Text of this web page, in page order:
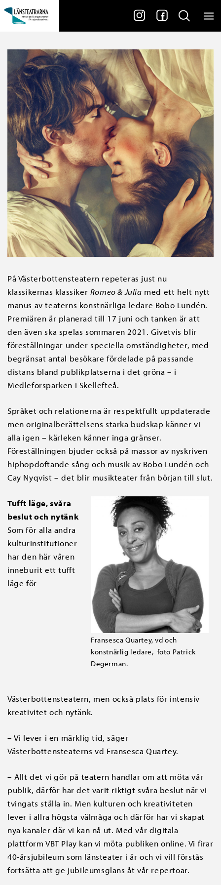
På Västerbottensteatern repeteras just nu
klassikernas klassiker Romeo & Julia med ett helt nytt
manus av teaterns konstnärliga ledare Bobo Lundén.
Premiären är planerad till 17 juni och tanken är att
den även ska spelas sommaren 2021. Givetvis blir
föreställningar under speciella omständigheter, med
begränsat antal besökare fördelade på passande
distans bland publikplatserna i det gröna – i
Medleforsparken i Skellefteå.
Språket och relationerna är respektfullt uppdaterade
men originalberättelsens starka budskap känner vi
alla igen – kärleken känner inga gränser.
Föreställningen bjuder också på massor av nyskriven
hiphopdoftande sång och musik av Bobo Lundén och
Cay Nyqvist – det blir musikteater från början till slut.
Fransesca Quartey, vd och
konstnärlig ledare, foto Patrick
Degerman.
Tufft läge, svåra
beslut och nytänk
Som för alla andra
kulturinstitutioner
har den här våren
inneburit ett tufft
läge för
Västerbottensteatern, men också plats för intensiv
kreativitet och nytänk.
– Vi lever i en märklig tid, säger
Västerbottensteaterns vd Fransesca Quartey.
– Allt det vi gör på teatern handlar om att möta vår
publik, därför har det varit riktigt svåra beslut när vi
tvingats ställa in. Men kulturen och kreativiteten
lever i allra högsta välmåga och därför har vi skapat
nya kanaler där vi kan nå ut. Med vår digitala
plattform VBT Play kan vi möta publiken online. Vi firar
40-årsjubileum som länsteater i år och vi vill förstås
fortsätta att ge jubileumsglans åt vår repertoar.